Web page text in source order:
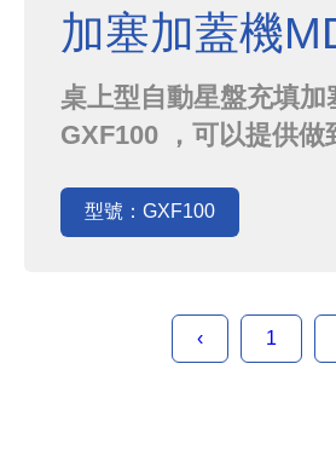
加塞加蓋機
GXF100
桌上型自動星盤充填加
GXF100 ，可以提供做
度可選配不同的充填泵
型號：GXF100
‹ 1